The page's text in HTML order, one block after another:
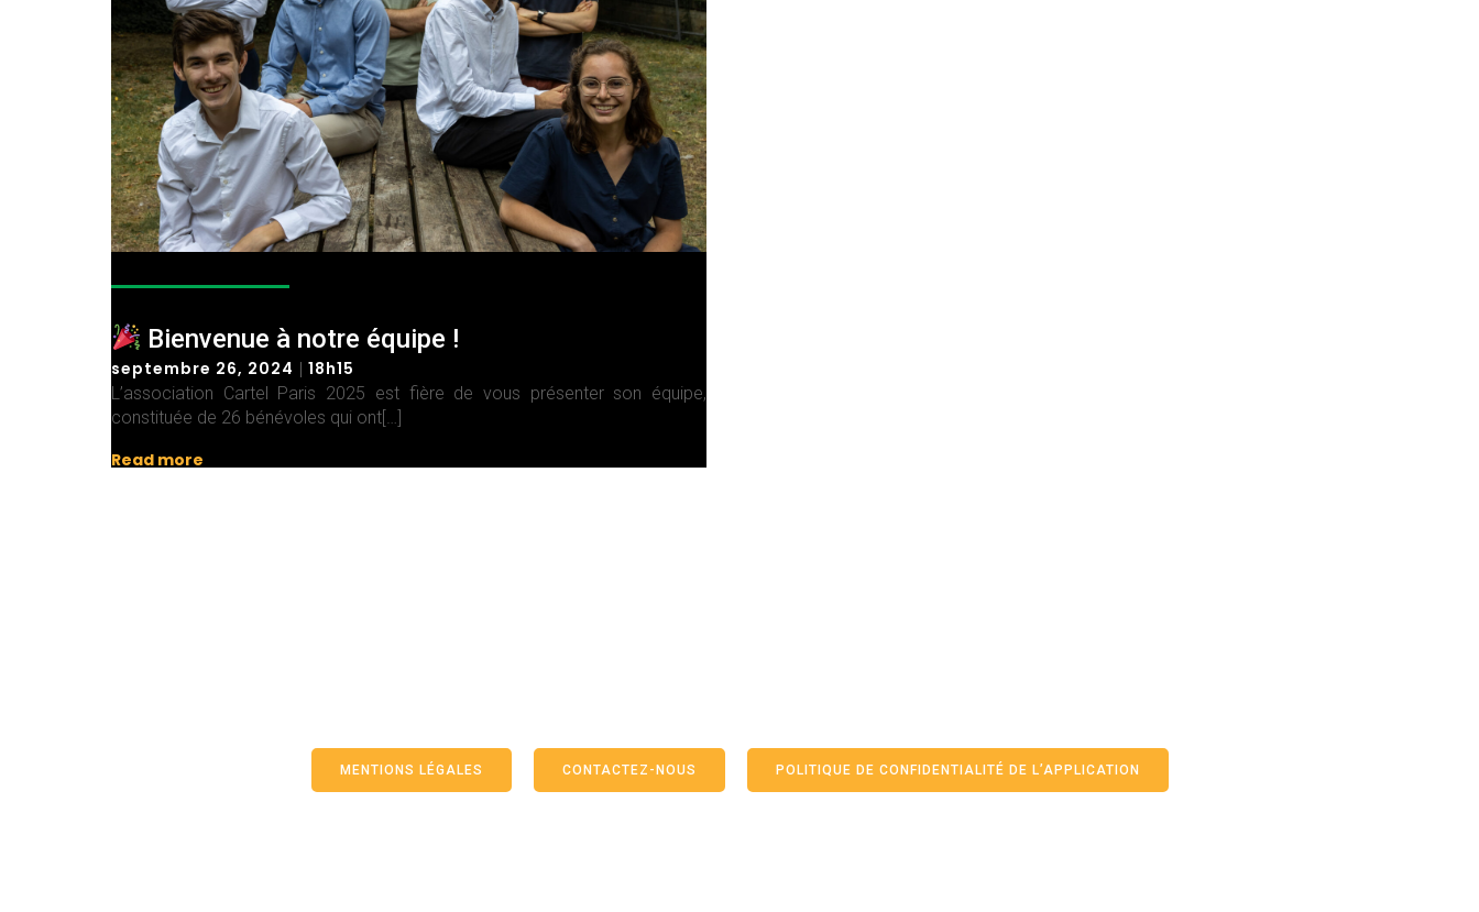
Bienvenue à notre équipe !
septembre 26, 2024 | 18h15
L’association Cartel Paris 2025 est fière de vous présenter son équipe,
constituée de 26 bénévoles qui ont[…]
Read more
MENTIONS LÉGALES CONTACTEZ-NOUS POLITIQUE DE CONFIDENTIALITÉ DE L’APPLICATION